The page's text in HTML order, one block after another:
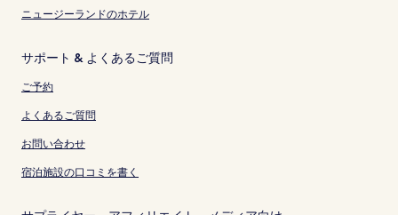
ニュージーランドのホテル
サポート & よくあるご質問
ご予約
よくあるご質問
お問い合わせ
宿泊施設の口コミを書く